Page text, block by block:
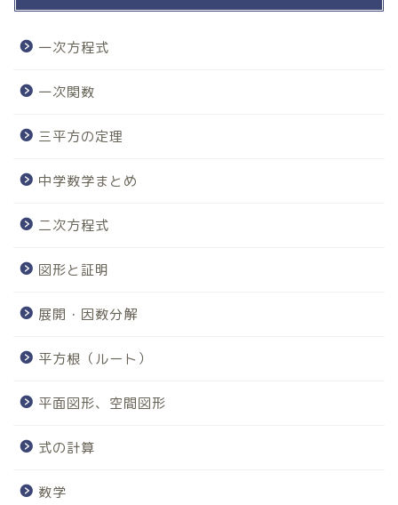
一次方程式
一次関数
三平方の定理
中学数学まとめ
二次方程式
図形と証明
展開・因数分解
平方根（ルート）
平面図形、空間図形
式の計算
数学